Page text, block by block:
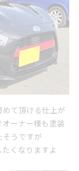
て頂ける仕上が
ーナー様も塗装
うですが
くなりますよ